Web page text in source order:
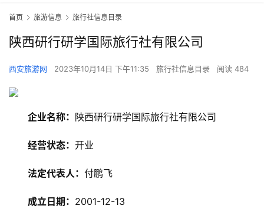
首页 旅游信息 旅行社信息目录
陕西研行研学国际旅行社有限公司
西安旅游网 2023年10月14日 下午11:35 旅行社信息目录 阅读 484
企业名称： 陕西研行研学国际旅行社有限公司
经营状态： 开业
法定代表人： 付鹏飞
成立日期： 2001-12-13